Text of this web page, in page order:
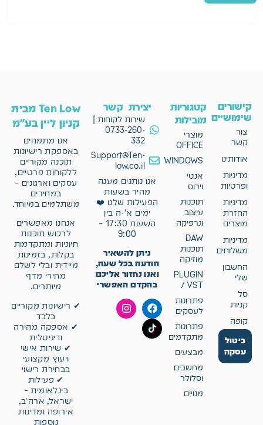
קישורים
שימושיים
צור
קשר
אודותינו
מדיניות
ופרטיות
מדיניות
החזרת
מוצרים
מדיניות
משלוחים
החשבון
שלי
סל
קניות
קופה
ביטול
עסקה
קטגוריות
מובילות
מוצרי
OFFICE
WINDOWS
אנטי
וירוס
תוכנות
עיצוב
וגרפיקה
DAW
תוכנות
מוזיקה
PLUGIN
/ VST
פתרונות
לעסקים
פתרונות
מתקדמים
מבצעים
מחשבים
וסלולר
מנויים
יצירת קשר
שירות לקוחות |
0733-260-
332
Support@Ten-
low.co.il
אנו נותנים מענה
מהיר בשעות
הפעילות שלנו ❤️
ימים א'-ה בין
השעות 17:30 –
9:00
ניתן להשאיר
הודעה בכל שעה,
ואנו נחזור אליכם
בהקדם האפשרי
Ten Low מבית
קניון ליין בע"מ
אנו מתמחים
באספקת רישיונות
תוכנה מקוריים
ללקוחות פרטיים,
עסקים וארגונים –
במחירים
משתלמים במיוחד.
אנחנו מאפשרים
לרכוש תוכנות
חיוניות ומתקדמות
בקלות, בזמינות
מיידית ובלי לשלם
מחירי מדף
מיותרים.
✔ רישיונות מקוריים
בלבד
✔ אספקה מהירה
ודיגיטלית
✔ שירות אישי
ויעוץ מקצועי
בבחירת רישוי
✔ פעילות
בינלאומית –
ישראל, ארה״ב,
אירופה ומדינות
נוספות